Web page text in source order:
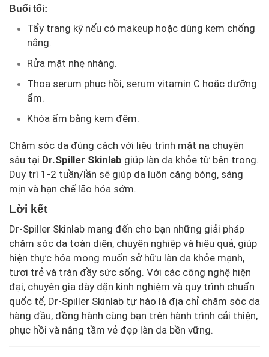
Buổi tối:
Tẩy trang kỹ nếu có makeup hoặc dùng kem chống
nắng.
Rửa mặt nhẹ nhàng.
Thoa serum phục hồi, serum vitamin C hoặc dưỡng
ẩm.
Khóa ẩm bằng kem đêm.
Chăm sóc da đúng cách với liệu trình mặt nạ chuyên
sâu tại Dr.Spiller Skinlab giúp làn da khỏe từ bên trong.
Duy trì 1-2 tuần/lần sẽ giúp da luôn căng bóng, sáng
mịn và hạn chế lão hóa sớm.
Lời kết
Dr-Spiller Skinlab mang đến cho bạn những giải pháp
chăm sóc da toàn diện, chuyên nghiệp và hiệu quả, giúp
hiện thực hóa mong muốn sở hữu làn da khỏe mạnh,
tươi trẻ và tràn đầy sức sống. Với các công nghệ hiện
đại, chuyên gia dày dặn kinh nghiệm và quy trình chuẩn
quốc tế, Dr-Spiller Skinlab tự hào là địa chỉ chăm sóc da
hàng đầu, đồng hành cùng bạn trên hành trình cải thiện,
phục hồi và nâng tầm vẻ đẹp làn da bền vững.